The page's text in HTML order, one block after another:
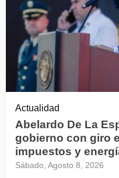
Actualidad
Abelardo De La
gobierno con giro
impuestos y
Sábado, Agosto 8, 2026